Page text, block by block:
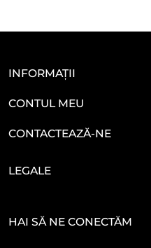
INFORMAȚII
CONTUL MEU
CONTACTEAZĂ-NE
LEGALE
HAI SĂ NE CONECTĂM